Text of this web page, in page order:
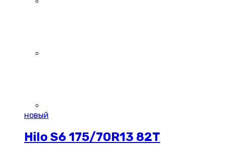
новый
Hilo S6 175/70R13 82T